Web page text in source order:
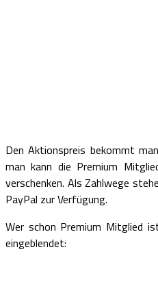
Den Aktionspreis bekommt
man kann die Premium
verschenken. Als Zahlwege
PayPal zur Verfügung.
Wer schon Premium Mitglied
eingeblendet: